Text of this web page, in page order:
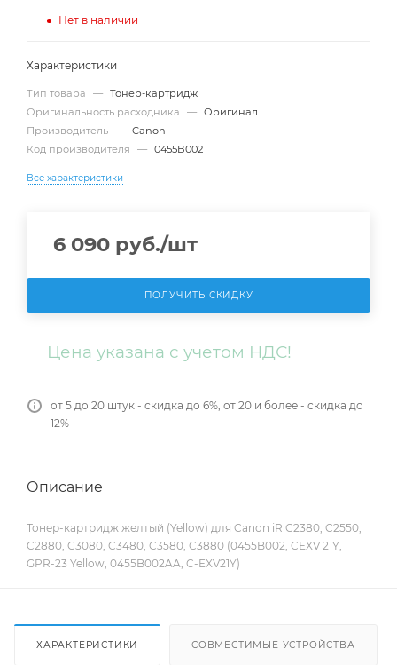
Нет в наличии
Характеристики
Тип товара — Тонер-картридж
Оригинальность расходника
— Оригинал
Производитель — Canon
Код производителя
— 0455B002
Все характеристики
6 090 руб./шт
ПОЛУЧИТЬ СКИДКУ
Цена указана с учетом НДС!
от 5 до 20 штук - скидка до 6%, от 20 и более - скидка до
12%
Описание
Тонер-картридж желтый (Yellow) для Canon iR C2380, C2550,
C2880, C3080, C3480, C3580, C3880 (0455B002, CEXV 21Y,
GPR-23 Yellow, 0455B002AA, C-EXV21Y)
ХАРАКТЕРИСТИКИ СОВМЕСТИМЫЕ УСТРОЙСТВА